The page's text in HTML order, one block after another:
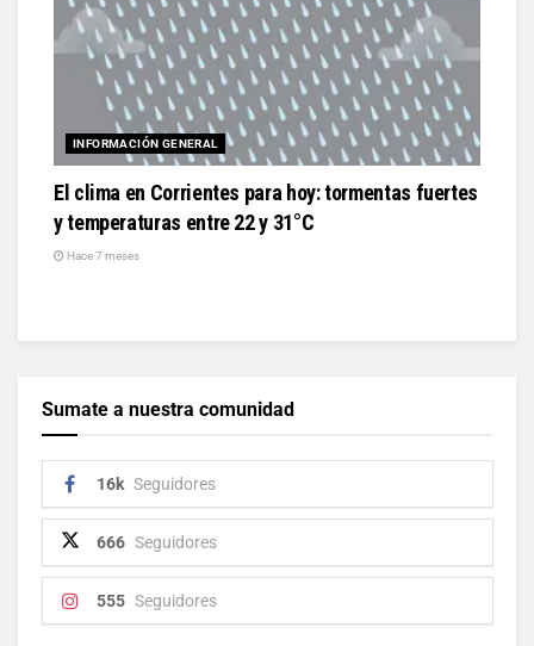
INFORMACIÓN GENERAL
El clima en Corrientes para hoy: tormentas fuertes
y temperaturas entre 22 y 31°C
Hace 7 meses
Sumate a nuestra comunidad
16k Seguidores
666 Seguidores
555 Seguidores